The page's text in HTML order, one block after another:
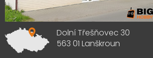
Dolní Třešňovec 30
563 01 Lanškroun